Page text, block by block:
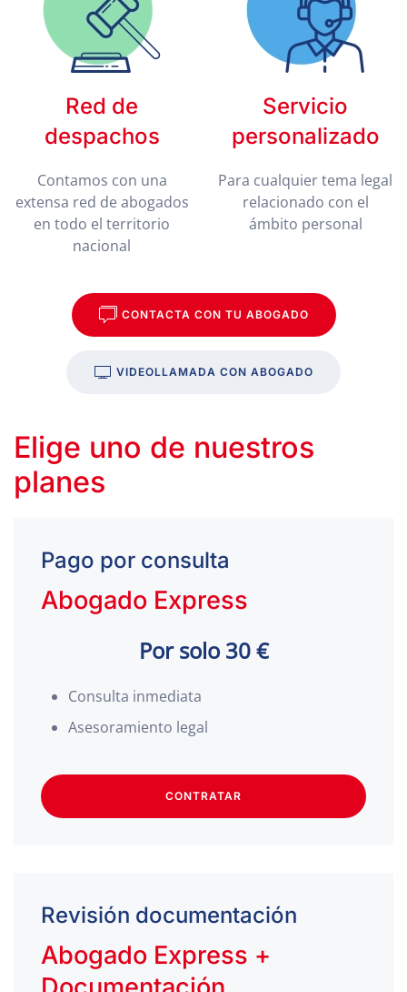
Red de
despachos
Contamos con una
extensa red de abogados
en todo el territorio
nacional
Servicio
personalizado
Para cualquier tema legal
relacionado con el
ámbito personal
CONTACTA CON TU ABOGADO
VIDEOLLAMADA CON ABOGADO
Elige uno de nuestros
planes
Pago por consulta
Abogado Express
Por solo 30 €
Consulta inmediata
Asesoramiento legal
CONTRATAR
Revisión documentación
Abogado Express +